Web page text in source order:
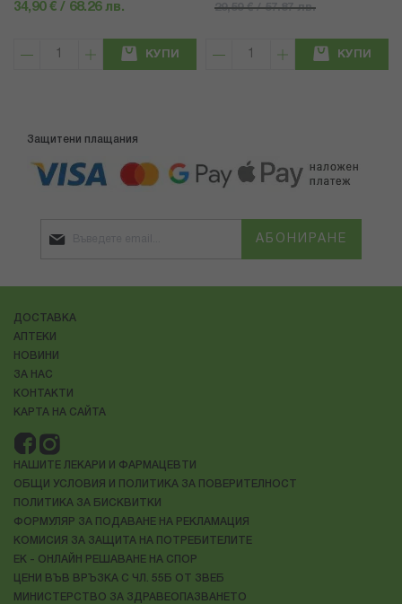
34,90 € / 68.26 лв.
КУПИ
29,59 € / 57.87 лв.
КУПИ
Защитени плащания
АБОНИРАНЕ
ДОСТАВКА
АПТЕКИ
НОВИНИ
ЗА НАС
КОНТАКТИ
КАРТА НА САЙТА
НАШИТЕ ЛЕКАРИ И ФАРМАЦЕВТИ
ОБЩИ УСЛОВИЯ И ПОЛИТИКА ЗА ПОВЕРИТЕЛНОСТ
ПОЛИТИКА ЗА БИСКВИТКИ
ФОРМУЛЯР ЗА ПОДАВАНЕ НА РЕКЛАМАЦИЯ
КОМИСИЯ ЗА ЗАЩИТА НА ПОТРЕБИТЕЛИТЕ
ЕК - ОНЛАЙН РЕШАВАНЕ НА СПОР
ЦЕНИ ВЪВ ВРЪЗКА С ЧЛ. 55Б ОТ ЗВЕБ
МИНИСТЕРСТВО ЗА ЗДРАВЕОПАЗВАНЕТО